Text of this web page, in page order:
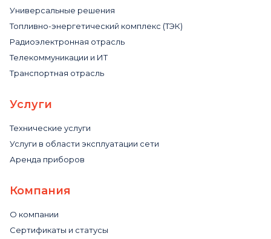
Универсальные решения
Топливно-энергетический комплекс (ТЭК)
Радиоэлектронная отрасль
Телекоммуникации и ИТ
Транспортная отрасль
Услуги
Технические услуги
Услуги в области эксплуатации сети
Аренда приборов
Компания
О компании
Сертификаты и статусы